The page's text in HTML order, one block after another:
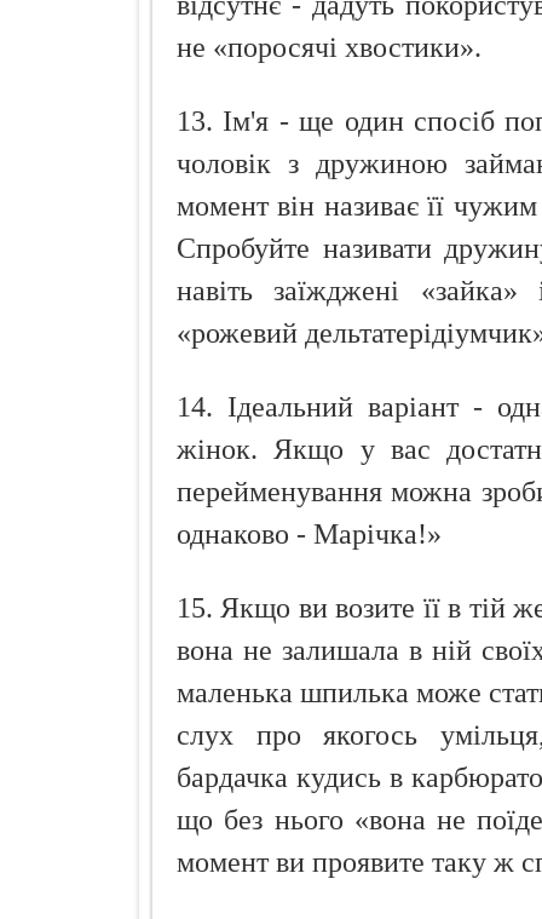
не «поросячі хвостики».
13. Ім'я - ще один спосіб
чоловік з дружиною
момент він називає її
Спробуйте називати
навіть заїжджені
«рожевий
14. Ідеальний варіант -
жінок. Якщо у вас
перейменування можна
однаково - Марічка!»
15. Якщо ви возите її в тій
вона не залишала в ній
маленька шпилька може
слух про якогось
бардачка кудись в
що без нього «вона не
момент ви проявите таку ж